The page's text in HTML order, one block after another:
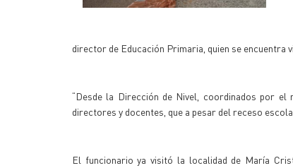
director de Educación Primaria, quien se encuentra
“Desde la Dirección de Nivel, coordinados por
directores y docentes, que a pesar del receso
El funcionario ya visitó la localidad de María